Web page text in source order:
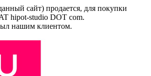
сайт) продается, для покупки
hipot-studio DOT com.
нашим клиентом.